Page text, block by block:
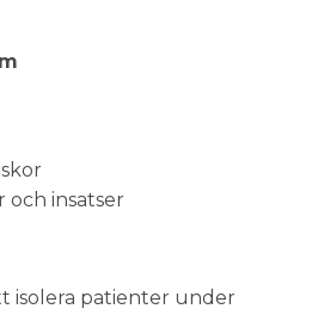
och insatser
isolera patienter under